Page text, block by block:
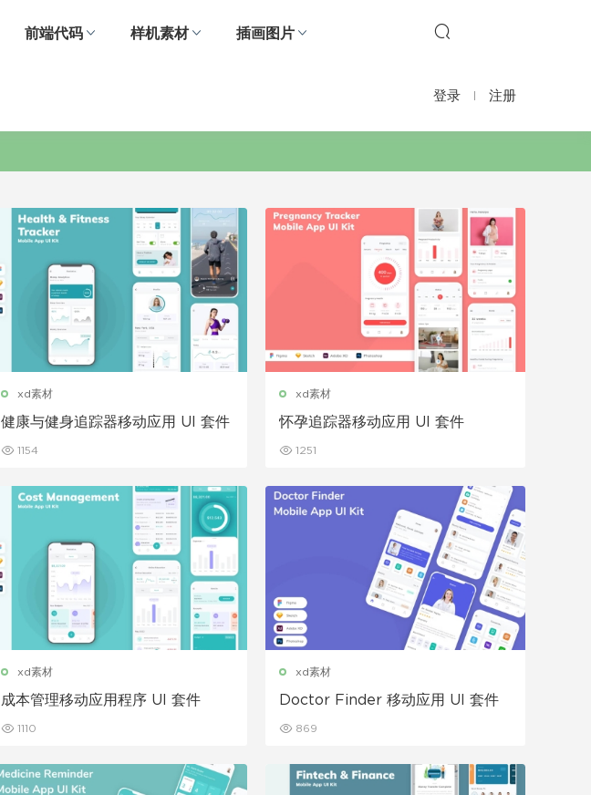
前端代码 样机素材 插画图片
登录 注册
xd素材
健康与健身追踪器移动应用 UI 套件
1154
xd素材
怀孕追踪器移动应用 UI 套件
1251
xd素材
成本管理移动应用程序 UI 套件
1110
xd素材
Doctor Finder 移动应用 UI 套件
869